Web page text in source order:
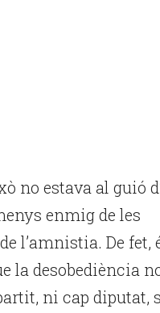
no estava al guió
enmig de les
l’amnistia. De fet,
la desobediència
ni cap diputat,